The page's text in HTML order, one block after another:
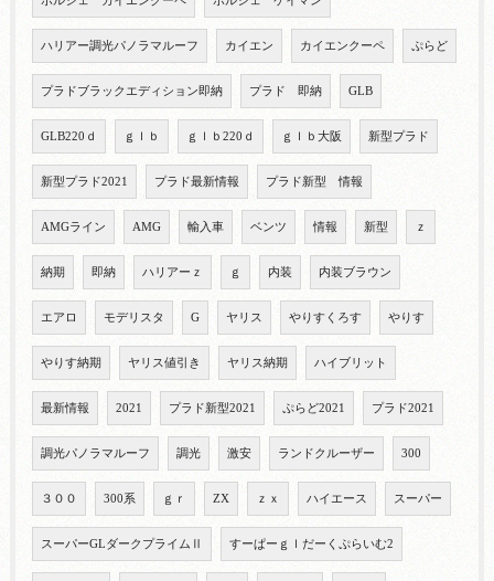
ハリアー調光パノラマルーフ カイエン カイエンクーペ ぷらど
プラドブラックエディション即納 プラド 即納 GLB
GLB220ｄ ｇｌｂ ｇｌｂ220ｄ ｇｌｂ大阪 新型プラド
新型プラド2021 プラド最新情報 プラド新型 情報
AMGライン AMG 輸入車 ベンツ 情報 新型 ｚ
納期 即納 ハリアーｚ ｇ 内装 内装ブラウン
エアロ モデリスタ G ヤリス やりすくろす やりす
やりす納期 ヤリス値引き ヤリス納期 ハイブリット
最新情報 2021 プラド新型2021 ぷらど2021 プラド2021
調光パノラマルーフ 調光 激安 ランドクルーザー 300
３００ 300系 ｇｒ ZX ｚｘ ハイエース スーパー
スーパーGLダークプライムⅡ すーぱーｇｌだーくぷらいむ2